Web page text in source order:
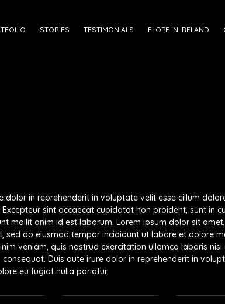
STORIES TESTIMONIALS ELOPE IN IRELAND
dolor in reprehenderit in voluptate velit esse cillum
Excepteur sint occaecat cupidatat non proident, sunt in
mollit anim id est laborum. Lorem ipsum dolor sit
sed do eiusmod tempor incididunt ut labore et dolore
veniam, quis nostrud exercitation ullamco laboris nisi
Duis aute irure dolor in reprehenderit in
eu fugiat nulla pariatur.